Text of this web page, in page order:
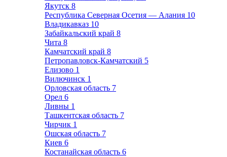
Якутск 8
Республика Северная Осетия — Алания 10
Владикавказ 10
Забайкальский край 8
Чита 8
Камчатский край 8
Петропавловск-Камчатский 5
Елизово 1
Вилючинск 1
Орловская область 7
Орел 6
Ливны 1
Ташкентская область 7
Чирчик 1
Ошская область 7
Киев 6
Костанайская область 6